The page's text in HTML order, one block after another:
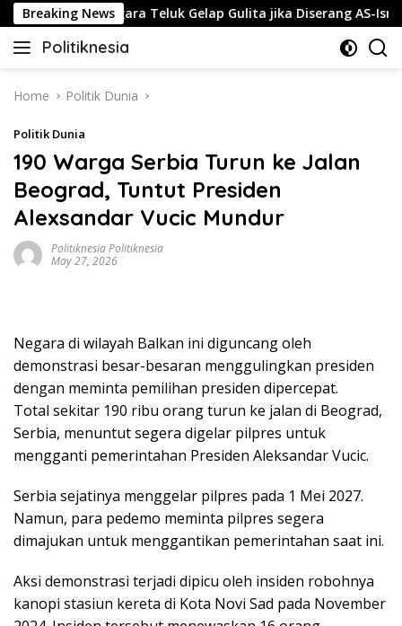
Skip
to
content
Breaking News
Negara-negara Teluk Gelap Gulita jika Diserang AS-Israel
Politiknesia
Politiknesia.com
Home Politik Dunia
Politik Dunia
190 Warga Serbia Turun ke Jalan
Beograd, Tuntut Presiden
Alexsandar Vucic Mundur
Politiknesia Politiknesia
May 27, 2026
Negara di wilayah Balkan ini diguncang oleh
demonstrasi besar-besaran menggulingkan presiden
dengan meminta pemilihan presiden dipercepat.
Total sekitar 190 ribu orang turun ke jalan di Beograd,
Serbia, menuntut segera digelar pilpres untuk
mengganti pemerintahan Presiden Aleksandar Vucic.
Serbia sejatinya menggelar pilpres pada 1 Mei 2027.
Namun, para pedemo meminta pilpres segera
dimajukan untuk menggantikan pemerintahan saat ini.
Aksi demonstrasi terjadi dipicu oleh insiden robohnya
kanopi stasiun kereta di Kota Novi Sad pada November